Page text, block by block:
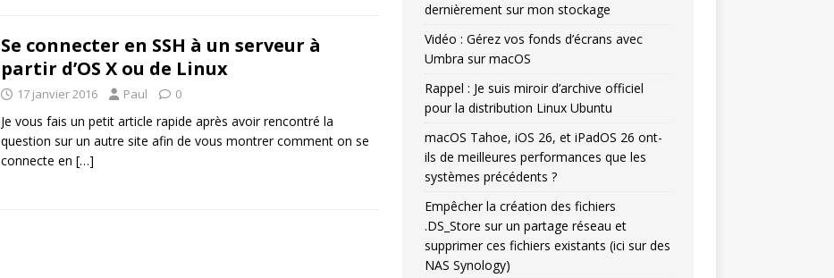
Se connecter en SSH à un serveur à
partir d’OS X ou de Linux
17 janvier 2016 Paul 0
Je vous fais un petit article rapide après avoir rencontré la
question sur un autre site afin de vous montrer comment on se
connecte en […]
dernièrement sur mon stockage
Vidéo : Gérez vos fonds d’écrans avec
Umbra sur macOS
Rappel : Je suis miroir d’archive officiel
pour la distribution Linux Ubuntu
macOS Tahoe, iOS 26, et iPadOS 26 ont-
ils de meilleures performances que les
systèmes précédents ?
Empêcher la création des fichiers
.DS_Store sur un partage réseau et
supprimer ces fichiers existants (ici sur des
NAS Synology)